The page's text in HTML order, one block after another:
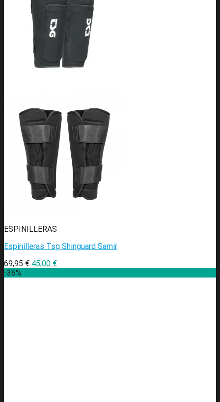
ESPINILLERAS
Espinilleras Tsg Shinguard Samir
69,95€ 45,00 €
-36%